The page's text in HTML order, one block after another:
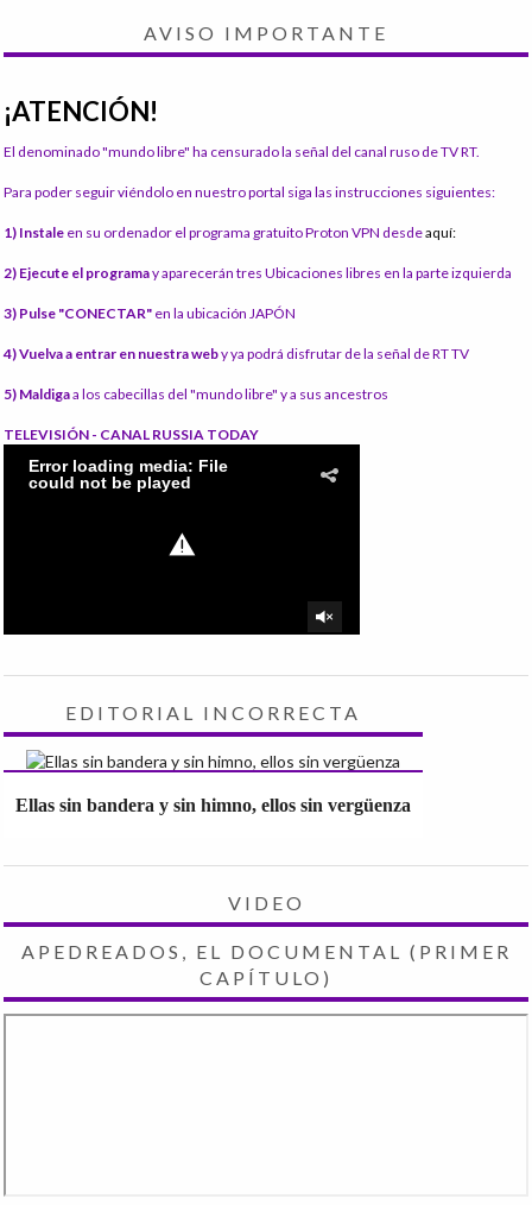
AVISO IMPORTANTE
¡ATENCIÓN!
El denominado "mundo libre" ha censurado la señal del canal ruso de TV RT.
Para poder seguir viéndolo en nuestro portal siga las instrucciones siguientes:
1) Instale en su ordenador el programa gratuito Proton VPN desdeaquí:
2) Ejecute el programay aparecerán tres Ubicaciones libres en la parte izquierda
3) Pulse "CONECTAR" en la ubicación JAPÓN
4) Vuelva a entrar en nuestra weby ya podrá disfrutar de la señal de RT TV
5) Maldigaa los cabecillas del "mundo libre" y a sus ancestros
TELEVISIÓN - CANAL RUSSIA TODAY
EDITORIAL INCORRECTA
Ellas sin bandera y sin himno, ellos sin vergüenza
VIDEO
APEDREADOS, EL DOCUMENTAL (PRIMER
CAPÍTULO)